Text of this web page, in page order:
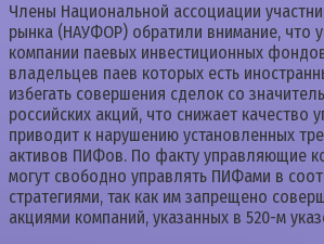
Члены Национальной ассоциации
рынка (НАУФОР) обратили внимание, что
компании паевых инвестиционных
владельцев паев которых есть
избегать совершения сделок со
российских акций, что снижает качество
приводит к нарушению установленных
активов ПИФов. По факту управляющие
могут свободно управлять ПИФами в
стратегиями, так как им запрещено
акциями компаний, указанных в 520-м